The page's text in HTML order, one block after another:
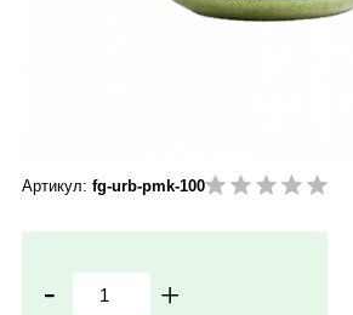
Артикул: fg-urb-pmk-100
- +